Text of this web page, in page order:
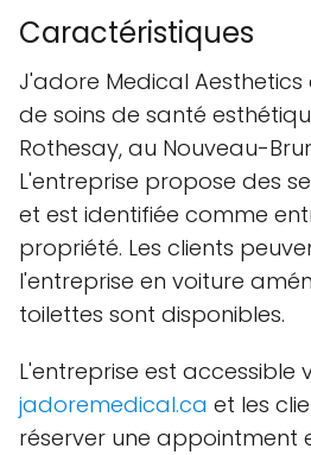
Caractéristiques
J'adore Medical Aesthetics
de soins de santé
Rothesay, au Nouveau-
L'entreprise propose des
et est identifiée comme
propriété. Les clients
l'entreprise en voiture
toilettes sont disponibles.
L'entreprise est accessible
jadoremedical.ca et les
réserver une appointment